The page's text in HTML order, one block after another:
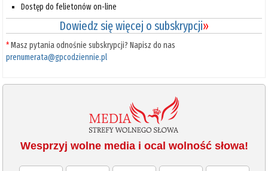
Dostęp do felietonów on-line
Dowiedz się więcej o subskrypcji»
*Masz pytania odnośnie subskrypcji? Napisz do nas
prenumerata@gpcodziennie.pl
Wesprzyj wolne media i ocal wolność słowa!